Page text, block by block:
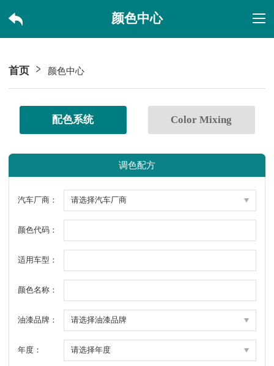
颜色中心
首页 颜色中心
配色系统 Color Mixing
调色配方
汽车厂商：
颜色代码：
适用车型：
颜色名称：
油漆品牌：
年度：